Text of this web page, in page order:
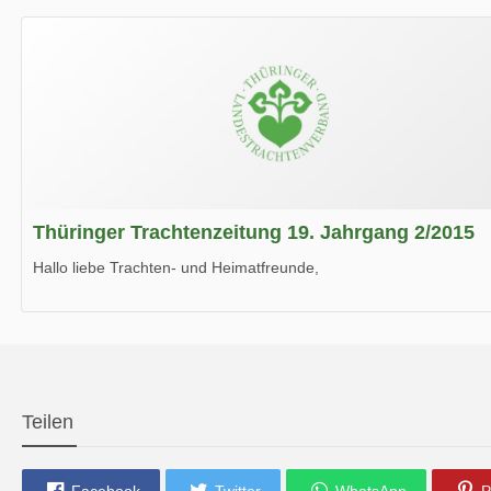
Wir wünschen Euch viel Spaß beim Lesen.
Thüringer Trachtenzeitung 19. Jahrgang 2/2015
Hallo liebe Trachten- und Heimatfreunde,
Teilen